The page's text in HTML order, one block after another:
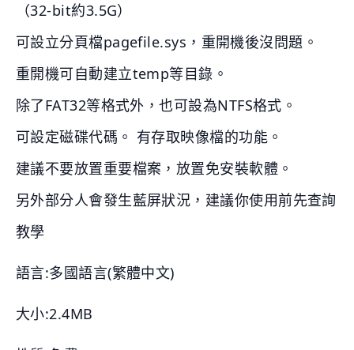
（32-bit約3.5G）
可設立分頁檔pagefile.sys，重開機後沒問題。
重開機可自動建立temp等目錄。
除了FAT32等格式外，也可設為NTFS格式。
可設定磁碟代碼。 有存取映像檔的功能。
建議不要放置重要檔案，放置免安裝軟體。
另外部分人會發生藍屏狀況，建議你使用前先查詢
教學
語言:多國語言(繁體中文)
大小:2.4MB